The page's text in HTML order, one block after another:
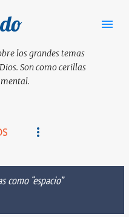
principal
los grandes temas
Son como cerillas
como espacio